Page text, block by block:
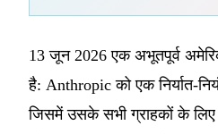
13 जून 2026 एक अभूतपूर्व
है: Anthropic को एक निर्यात-
जिसमें उसके सभी ग्राहकों के